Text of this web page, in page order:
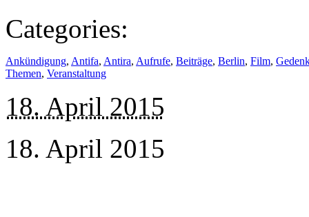
Categories:
Ankündigung, Antifa, Antira, Aufrufe, Beiträge, Berlin, Film,
Themen, Veranstaltung
18. April 2015
18. April 2015